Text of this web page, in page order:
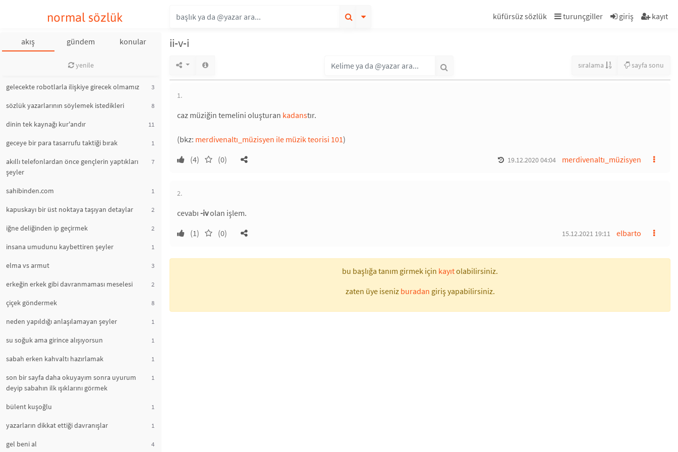
normal sözlük küfürsüz sözlük turunçgiller giriş kayıt
akış gündem konular
yenile
gelecekte robotlarla ilişkiye girecek olmamız 3
sözlük yazarlarının söylemek istedikleri 8
dinin tek kaynağı kur'andır 11
geceye bir para tasarrufu taktiği bırak 1
akıllı telefonlardan önce gençlerin yaptıkları
şeyler
7
sahibinden.com 1
kapuskayı bir üst noktaya taşıyan detaylar 2
iğne deliğinden ip geçirmek 2
insana umudunu kaybettiren şeyler 1
elma vs armut 3
erkeğin erkek gibi davranmaması meselesi 2
çiçek göndermek 8
neden yapıldığı anlaşılamayan şeyler 1
su soğuk ama girince alışıyorsun 1
sabah erken kahvaltı hazırlamak 1
son bir sayfa daha okuyayım sonra uyurum
deyip sabahın ilk ışıklarını görmek
1
bülent kuşoğlu 1
yazarların dikkat ettiği davranışlar 1
gel beni al 4
ii-v-i
sıralama sayfa sonu
1.
caz müziğin temelini oluşturan kadanstır.
(bkz: merdivenaltı_müzisyen ile müzik teorisi 101)
(4)
(0) merdivenaltı_müzisyen
19.12.2020 04:04
2.
cevabı -ivolan işlem.
(1)
(0) elbarto
15.12.2021 19:11
bu başlığa tanım girmek için kayıtolabilirsiniz.
zaten üye iseniz buradan giriş yapabilirsiniz.